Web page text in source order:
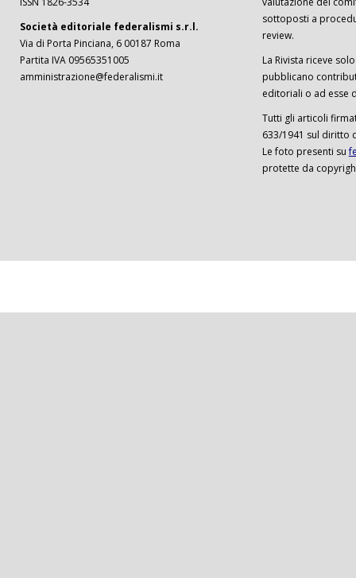
Società editoriale federalismi s.r.l.
Via di Porta Pinciana, 6 00187 Roma
Partita IVA 09565351005
amministrazione@federalismi.it
sottoposti a
review.
La Rivista riceve
pubblicano
editoriali o ad esse
Tutti gli articoli
633/1941 sul diritto
Le foto presenti su
protette da